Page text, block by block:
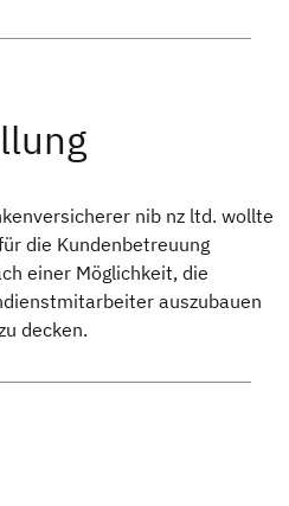
nib nz ltd. wollte
die Kundenbetreuung
einer Möglichkeit, die
auszubauen
decken.